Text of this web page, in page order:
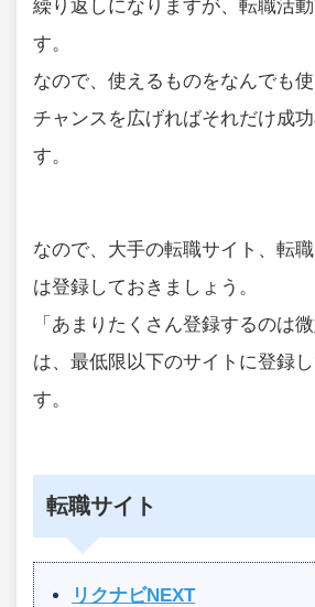
繰り返しになりますが、転職活
す。
なので、使えるものをなんでも
チャンスを広げればそれだけ成
す。
なので、大手の転職サイト、転
は登録しておきましょう。
「あまりたくさん登録するのは
は、最低限以下のサイトに登録
す。
転職サイト
リクナビNEXT